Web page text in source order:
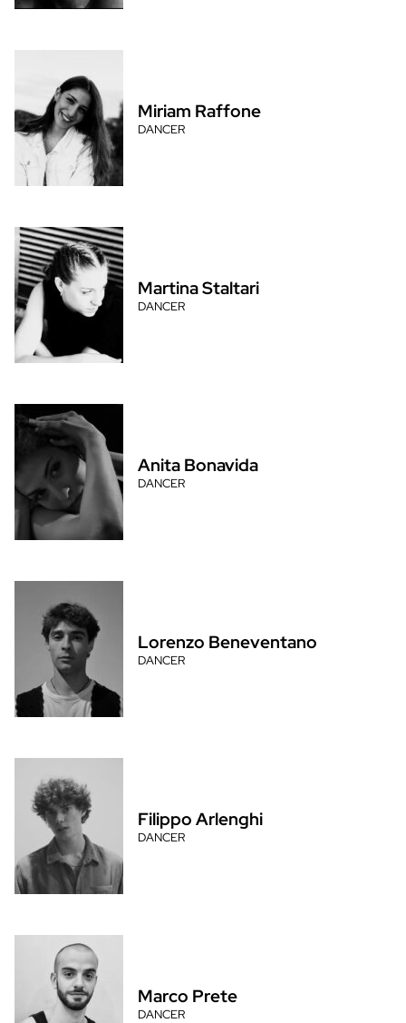
Miriam Raffone
DANCER
Martina Staltari
DANCER
Anita Bonavida
DANCER
Lorenzo Beneventano
DANCER
Filippo Arlenghi
DANCER
Marco Prete
DANCER